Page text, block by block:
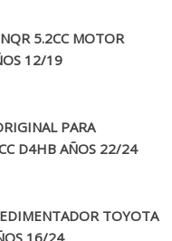
5.2CC MOTOR
12/19
PARA
D4HB AÑOS 22/24
TOYOTA
16/24